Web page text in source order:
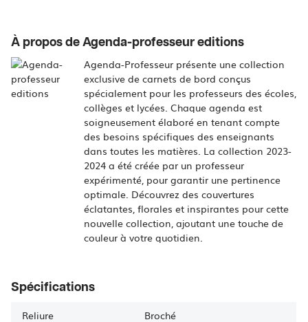
À propos de Agenda-professeur editions
Agenda-Professeur présente une collection
exclusive de carnets de bord conçus
spécialement pour les professeurs des écoles,
collèges et lycées. Chaque agenda est
soigneusement élaboré en tenant compte
des besoins spécifiques des enseignants
dans toutes les matières. La collection 2023-
2024 a été créée par un professeur
expérimenté, pour garantir une pertinence
optimale. Découvrez des couvertures
éclatantes, florales et inspirantes pour cette
nouvelle collection, ajoutant une touche de
couleur à votre quotidien.
Spécifications
Reliure Broché